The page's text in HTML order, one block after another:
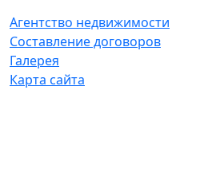
Агентство недвижимости
Составление договоров
Галерея
Карта сайта